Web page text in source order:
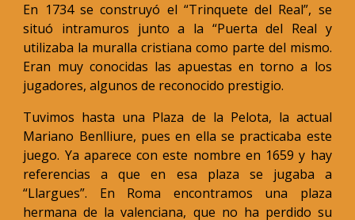
En 1734 se construyó el “Trinquete del Real”, se
situó intramuros junto a la “Puerta del Real y
utilizaba la muralla cristiana como parte del mismo.
Eran muy conocidas las apuestas en torno a los
jugadores, algunos de reconocido prestigio.
Tuvimos hasta una Plaza de la Pelota, la actual
Mariano Benlliure, pues en ella se practicaba este
juego. Ya aparece con este nombre en 1659 y hay
referencias a que en esa plaza se jugaba a
“Llargues”. En Roma encontramos una plaza
hermana de la valenciana, que no ha perdido su